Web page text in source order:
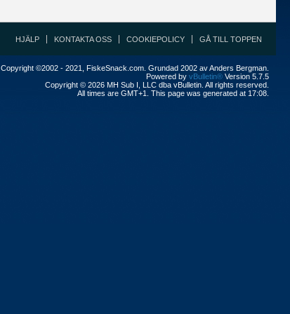
HJÄLP KONTAKTA OSS COOKIEPOLICY GÅ TILL TOPPEN
Copyright ©2002 - 2021, FiskeSnack.com. Grundad 2002 av Anders Bergman.
Powered by vBulletin® Version 5.7.5
Copyright © 2026 MH Sub I, LLC dba vBulletin. All rights reserved.
All times are GMT+1. This page was generated at 17:08.